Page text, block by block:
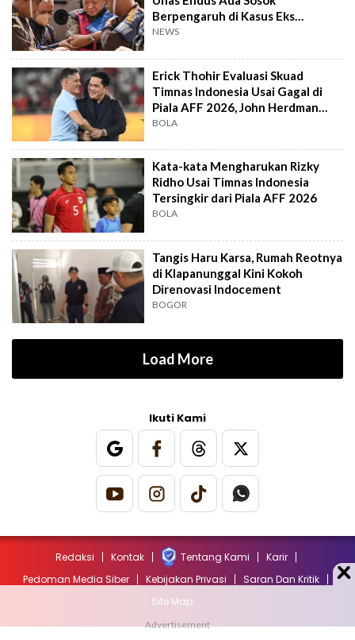
Berpengaruh di Kasus Eks
Jampidsus
NEWS
Erick Thohir Evaluasi Skuad
Timnas Indonesia Usai Gagal di
Piala AFF 2026, John Herdman
Out?
BOLA
Kata-kata Mengharukan Rizky
Ridho Usai Timnas Indonesia
Tersingkir dari Piala AFF 2026
BOLA
Tangis Haru Karsa, Rumah Reotnya
di Klapanunggal Kini Kokoh
Direnovasi Indocement
BOGOR
Load More
Ikuti Kami
Redaksi Kontak Tentang Kami
Karir
Pedoman Media Siber
Kebijakan Privasi
Saran Dan Kritik
Site Map